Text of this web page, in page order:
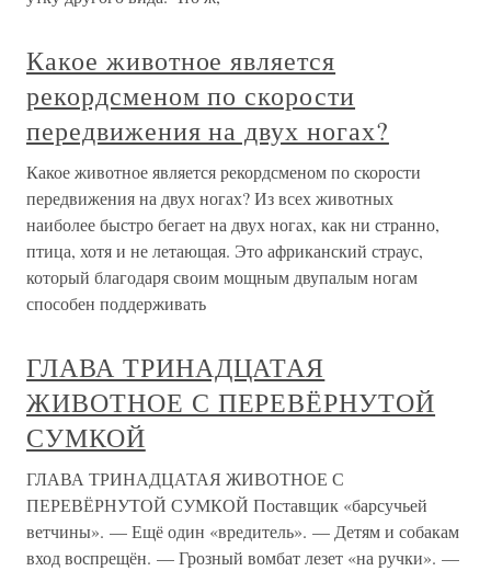
Какое животное является
рекордсменом по скорости
передвижения на двух ногах?
Какое животное является рекордсменом по скорости
передвижения на двух ногах? Из всех животных
наиболее быстро бегает на двух ногах, как ни странно,
птица, хотя и не летающая. Это африканский страус,
который благодаря своим мощным двупалым ногам
способен поддерживать
ГЛАВА ТРИНАДЦАТАЯ
ЖИВОТНОЕ С ПЕРЕВЁРНУТОЙ
СУМКОЙ
ГЛАВА ТРИНАДЦАТАЯ ЖИВОТНОЕ С
ПЕРЕВЁРНУТОЙ СУМКОЙ Поставщик «барсучьей
ветчины». — Ещё один «вредитель». — Детям и собакам
вход воспрещён. — Грозный вомбат лезет «на ручки». —